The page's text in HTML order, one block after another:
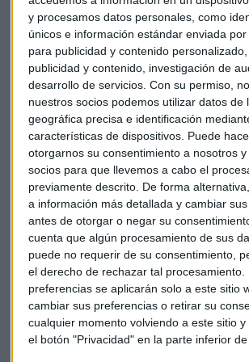
y procesamos datos personales, como
únicos e información estándar enviada
para publicidad y contenido
publicidad y contenido, investigación de
desarrollo de servicios. Con su permiso,
nuestros socios podemos utilizar datos de
geográfica precisa e identificación
características de dispositivos. Puede
otorgarnos su consentimiento a nosotros
socios para que llevemos a cabo el
previamente descrito. De forma
a información más detallada y cambiar
antes de otorgar o negar su
cuenta que algún procesamiento de sus
puede no requerir de su consentimiento,
el derecho de rechazar tal procesamiento.
preferencias se aplicarán solo a este sitio
cambiar sus preferencias o retirar su
cualquier momento volviendo a este sitio y
el botón "Privacidad" en la parte inferior de
Atención al informe de empleo en
analistas esperan que la tasa de paro suba
hasta el 3,6% y que se haya creado unos
cifra más baja desde enero de 2021 lo que
mercado laboral fuerte podría haber
relajarse.
Protagonistas
CaixaBank (-4%)ganó 3.145 millones de
que supone un 39,8% menos que en 2021,
efectos contables de la fusión con Bankia.
cuenta esos impactos extraordinarios, el
sido un 29,7 % superior al de 2021, por el
de la entidad y las sinergias de la fusión.
El ratio de morosidad toca un mínimo